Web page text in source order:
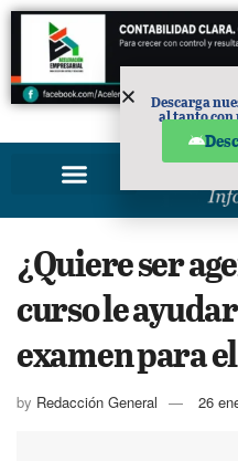
¿Quiere ser
curso le
examen para
by Redacción General 26
Descarga
al tanto con